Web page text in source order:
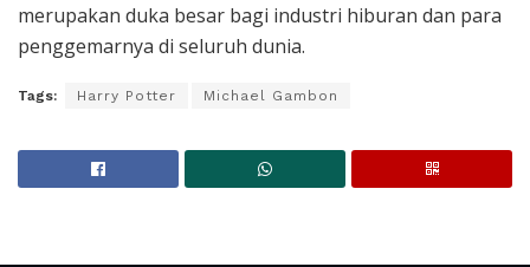
merupakan duka besar bagi industri hiburan dan para
penggemarnya di seluruh dunia.
Tags: Harry Potter Michael Gambon